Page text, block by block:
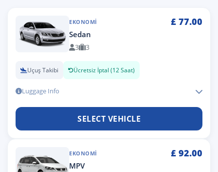
EKONOMI £ 77.00
Sedan
3 3
Uçuş Takibi Ücretsiz İptal (12 Saat)
Luggage Info
SELECT VEHICLE
EKONOMI £ 92.00
MPV